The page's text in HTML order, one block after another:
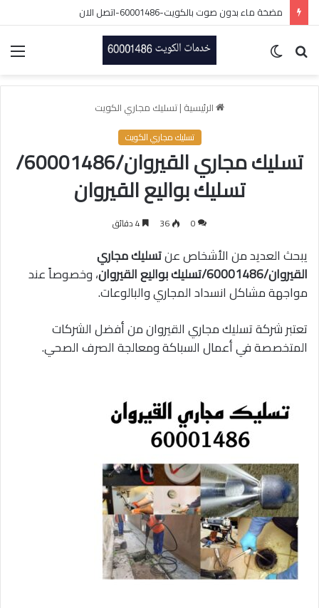
مضخة ماء بدون صوت بالكويت-60001486-اتصل الان
بحث
الرئيسية |تسليك مجاري الكويت
تسليك مجاري الكويت
تسليك مجاري القيروان/60001486/
تسليك بواليع القيروان
0
36
يبحث العديد من الأشخاص عنتسليك مجاري
القيروان/60001486/تسليك بواليع القيروان
، وخصوصاً عند
مواجهة مشاكل انسداد المجاري والبالوعات.
تعتبر شركة تسليك مجاري القيروان من أفضل الشركات
المتخصصة في أعمال السباكة ومعالجة الصرف الصحي.